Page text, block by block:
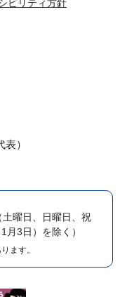
ビリティ方針
）
土曜日、日曜日、祝
月3日）を除く）
ます。